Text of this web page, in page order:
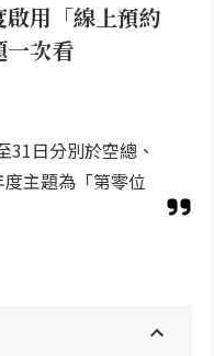
用「線上預約
一次看
31日分別於空總、
主題為「第零位